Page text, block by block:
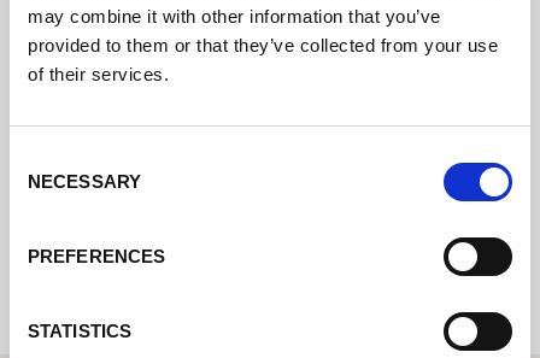
may combine it with other information that you’ve
provided to them or that they’ve collected from your use
of their services.
Selection
NECESSARY
PREFERENCES
STATISTICS
Skontaktuj się z nami za pomocą naszego
formularza online, a my skontaktujemy się
z Tobą tak szybko, jak to możliwe.